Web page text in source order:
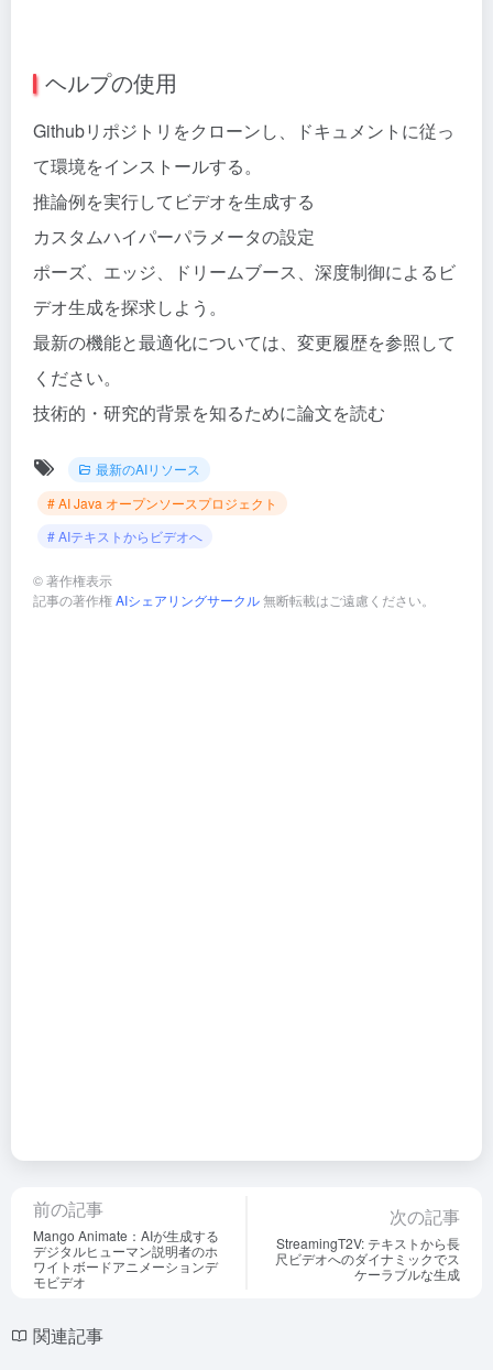
ヘルプの使用
Githubリポジトリをクローンし、ドキュメントに従っ
て環境をインストールする。
推論例を実行してビデオを生成する
カスタムハイパーパラメータの設定
ポーズ、エッジ、ドリームブース、深度制御によるビ
デオ生成を探求しよう。
最新の機能と最適化については、変更履歴を参照して
ください。
技術的・研究的背景を知るために論文を読む
最新のAIリソース
# AI Java オープンソースプロジェクト
# AIテキストからビデオへ
©著作権表示
記事の著作権AIシェアリングサークル無断転載はご遠慮ください。
前の記事
Mango Animate：AIが生成する
デジタルヒューマン説明者のホ
ワイトボードアニメーションデ
モビデオ
次の記事
StreamingT2V: テキストから長
尺ビデオへのダイナミックでス
ケーラブルな生成
関連記事